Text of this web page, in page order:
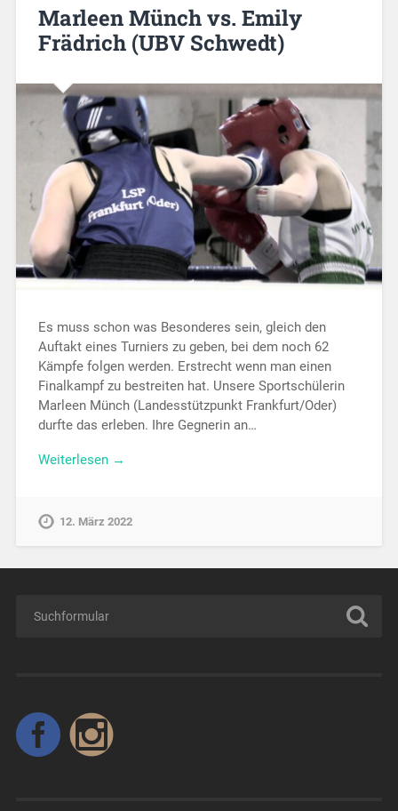
Marleen Münch vs. Emily
Frädrich (UBV Schwedt)
Es muss schon was Besonderes sein, gleich den
Auftakt eines Turniers zu geben, bei dem noch 62
Kämpfe folgen werden. Erstrecht wenn man einen
Finalkampf zu bestreiten hat. Unsere Sportschülerin
Marleen Münch (Landesstützpunkt Frankfurt/Oder)
durfte das erleben. Ihre Gegnerin an…
Weiterlesen →
12. März 2022